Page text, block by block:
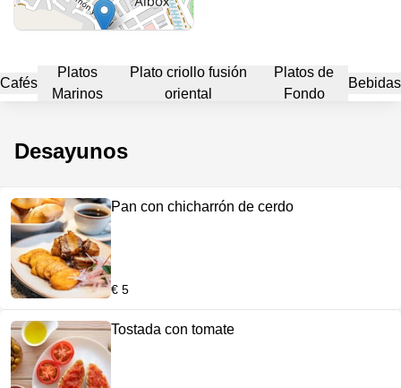
Cafés
Platos
Marinos
Plato criollo fusión
oriental
Platos de
Fondo
Bebidas
Desayunos
Pan con chicharrón de cerdo
€ 5
Tostada con tomate